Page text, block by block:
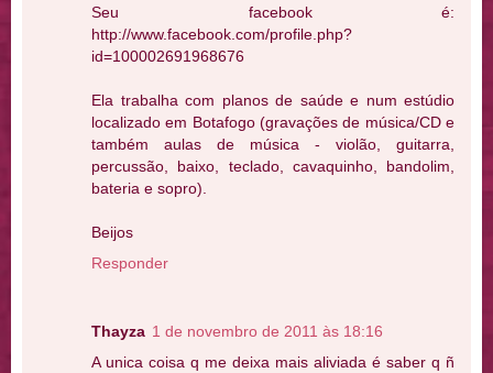
Seu facebook é:
http://www.facebook.com/profile.php?
id=100002691968676
Ela trabalha com planos de saúde e num estúdio
localizado em Botafogo (gravações de música/CD e
também aulas de música - violão, guitarra,
percussão, baixo, teclado, cavaquinho, bandolim,
bateria e sopro).
Beijos
Responder
Thayza 1 de novembro de 2011 às 18:16
A unica coisa q me deixa mais aliviada é saber q ñ